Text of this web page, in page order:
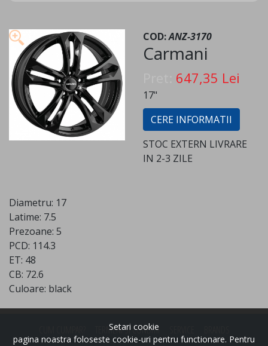
COD:ANZ-3170
Carmani
647,35 Lei
17"
CERE INFORMATII
STOC EXTERN LIVRARE
IN 2-3 ZILE
Diametru: 17
Latime: 7.5
Prezoane: 5
PCD: 114.3
ET: 48
CB: 72.6
Culoare: black
TERMENI SI CONDITII
Setari cookie
pagina noastra foloseste cookie-uri pentru functionare. Pentru